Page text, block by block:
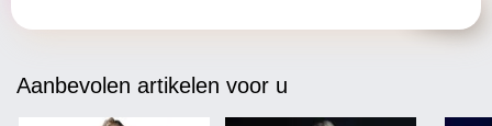
Aanbevolen artikelen voor u